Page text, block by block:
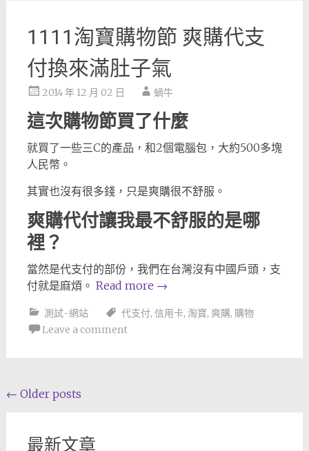
1111淘寶購物節 爽購代支
付換來滿肚子氣
2014 年 12 月 02 日 蝸牛
這次購物節買了什麼
就買了一些三C的產品，和2個電腦包，大約500多塊
人民幣。
其實也沒有很多錢，只是爽購很不舒服。
爽購代付讓我最不舒服的是哪
裡？
當然是代支付的部份，我們在台灣沒有中國戶頭，支
付就是麻煩。 Read more →
測試-網站 代支付, 信用卡, 淘寶, 爽購, 購物
Leave a comment
Posts
← Older posts
最新文章